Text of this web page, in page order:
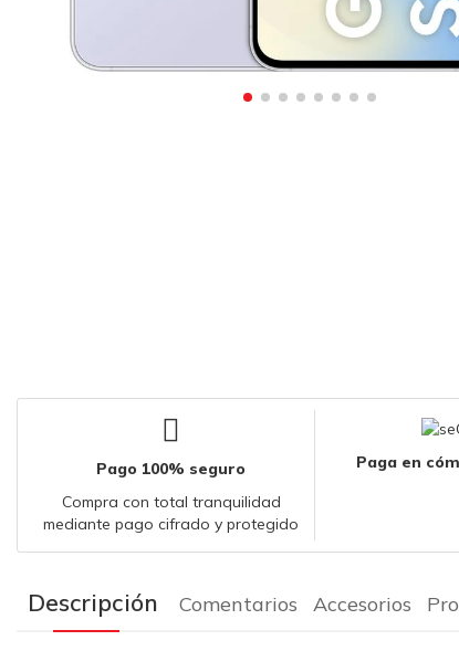
Pago 100% seguro
Compra con total tranquilidad
mediante pago cifrado y protegido
Paga en
Descripción Comentarios Accesorios